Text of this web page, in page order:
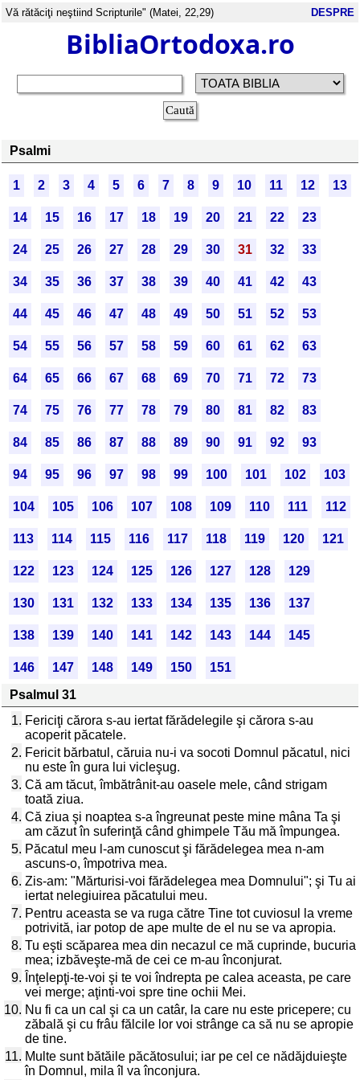
Vă rătăciţi neştiind Scripturile" (Matei, 22,29) DESPRE
BibliaOrtodoxa.ro
Psalmi
1 2 3 4 5 6 7 8 9 10 11 12 13
14 15 16 17 18 19 20 21 22 23
24 25 26 27 28 29 30 31 32 33
34 35 36 37 38 39 40 41 42 43
44 45 46 47 48 49 50 51 52 53
54 55 56 57 58 59 60 61 62 63
64 65 66 67 68 69 70 71 72 73
74 75 76 77 78 79 80 81 82 83
84 85 86 87 88 89 90 91 92 93
94 95 96 97 98 99 100 101 102 103
104 105 106 107 108 109 110 111 112
113 114 115 116 117 118 119 120 121
122 123 124 125 126 127 128 129
130 131 132 133 134 135 136 137
138 139 140 141 142 143 144 145
146 147 148 149 150
151
Psalmul 31
1. Fericiţi cărora s-au iertat fărădelegile şi cărora s-au
acoperit păcatele.
2. Fericit bărbatul, căruia nu-i va socoti Domnul păcatul, nici
nu este în gura lui vicleşug.
3. Că am tăcut, îmbătrânit-au oasele mele, când strigam
toată ziua.
4. Că ziua şi noaptea s-a îngreunat peste mine mâna Ta şi
am căzut în suferinţă când ghimpele Tău mă împungea.
5. Păcatul meu l-am cunoscut şi fărădelegea mea n-am
ascuns-o, împotriva mea.
6. Zis-am: "Mărturisi-voi fărădelegea mea Domnului"; şi Tu ai
iertat nelegiuirea păcatului meu.
7. Pentru aceasta se va ruga către Tine tot cuviosul la vreme
potrivită, iar potop de ape multe de el nu se va apropia.
8. Tu eşti scăparea mea din necazul ce mă cuprinde, bucuria
mea; izbăveşte-mă de cei ce m-au înconjurat.
9. Înţelepţi-te-voi şi te voi îndrepta pe calea aceasta, pe care
vei merge; aţinti-voi spre tine ochii Mei.
10. Nu fi ca un cal şi ca un catâr, la care nu este pricepere; cu
zăbală şi cu frâu fălcile lor voi strânge ca să nu se apropie
de tine.
11. Multe sunt bătăile păcătosului; iar pe cel ce nădăjduieşte
în Domnul, mila îl va înconjura.